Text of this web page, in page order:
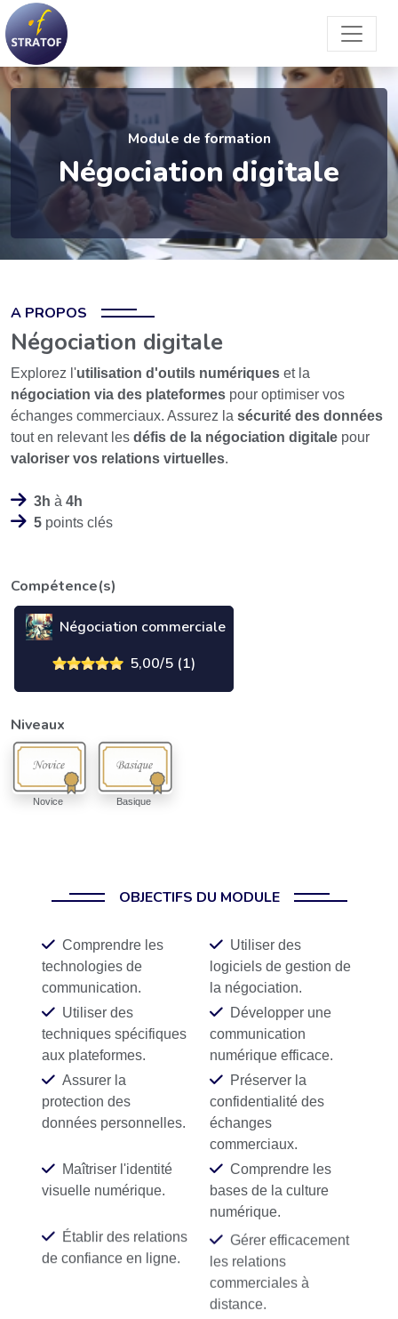
Module de formation
Négociation digitale
A PROPOS
Négociation digitale
Explorez l'utilisation d'outils numériques et la
négociation via des plateformes pour optimiser vos
échanges commerciaux. Assurez la sécurité des données
tout en relevant les défis de la négociation digitale pour
valoriser vos relations virtuelles.
3h à 4h
5 points clés
Compétence(s)
Négociation commerciale
5,00/5 (1)
Niveaux
Novice Basique
OBJECTIFS DU MODULE
Comprendre les
technologies de
communication.
Utiliser des
logiciels de gestion de
la négociation.
Utiliser des
techniques spécifiques
aux plateformes.
Développer une
communication
numérique efficace.
Assurer la
protection des
données personnelles.
Préserver la
confidentialité des
échanges
commerciaux.
Maîtriser l'identité
visuelle numérique.
Comprendre les
bases de la culture
numérique.
Établir des relations
de confiance en ligne.
Gérer efficacement
les relations
commerciales à
distance.